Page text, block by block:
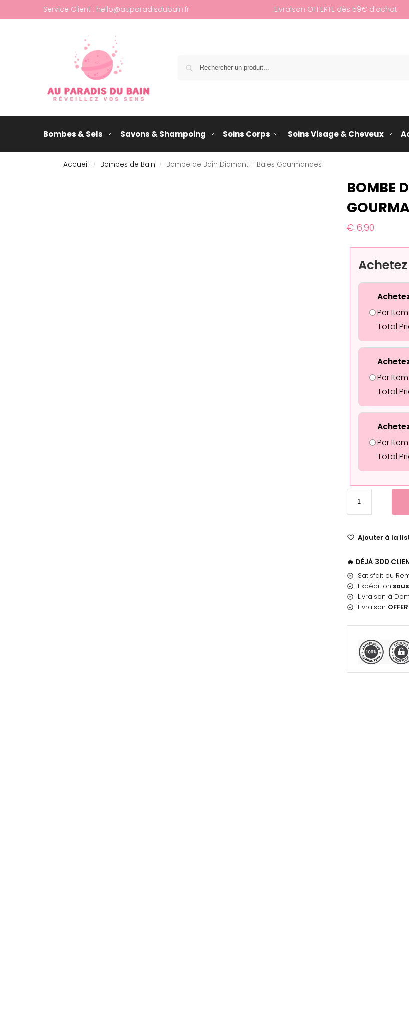
Service Client : hello@auparadisdubain.fr Livraison OFFERTE dès 59€ d’achat
Bombes & Sels Savons & Shampoing Soins Corps Soins Visage & Cheveux
Accueil / Bombes de Bain / Bombe de Bain Diamant – Baies Gourmandes
BOMBE
€6,90
Per Item:
Total
Per Item:
Total
Per Item:
Total
Ajouter à la
🔥 DÉJÀ 300
Satisfait ou
Expédition
Livraison à
Livraison